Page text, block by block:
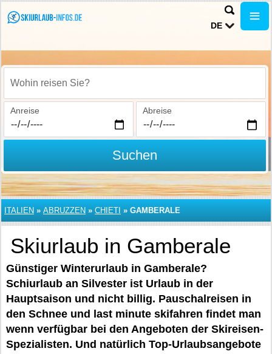
DE
Wohin reisen Sie?
Anreise Abreise
Suchen
ITALIEN » ABRUZZEN » CHIETI » GAMBERALE
Skiurlaub in Gamberale
Günstiger Winterurlaub in Gamberale?
Schiurlaub an Silvester ist Urlaub in der
Hauptsaison und nicht billig. Pauschalreisen in
den Schnee und last minute skifahren findet man
wenn verfügbar bei den Angeboten der Skireisen-
Spezialisten. Und natürlich Top-Urlaubsangebote